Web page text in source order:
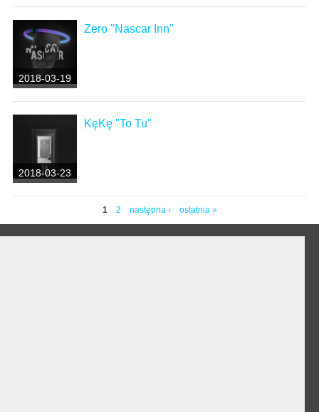
2018-03-19
Zero "Nascar Inn"
2018-03-23
KęKę "To Tu"
1 2 następna › ostatnia »